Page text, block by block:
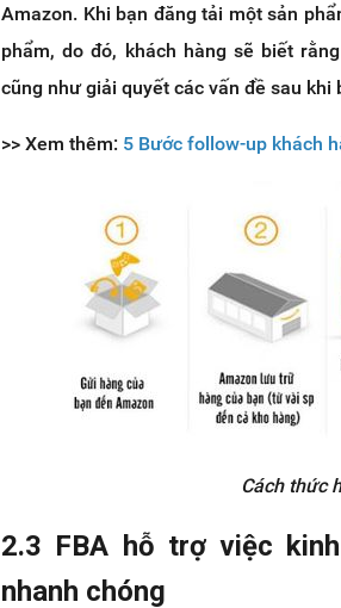
Amazon. Khi bạn đăng tải một sản
phẩm, do đó, khách hàng sẽ biết
cũng như giải quyết các vấn đề sau khi
>> Xem thêm: 5 Bước follow-up khách
Cách thức
2.3 FBA hỗ trợ việc
nhanh chóng